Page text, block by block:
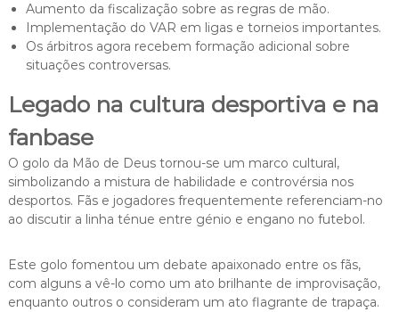
Aumento da fiscalização sobre as regras de mão.
Implementação do VAR em ligas e torneios importantes.
Os árbitros agora recebem formação adicional sobre
situações controversas.
Legado na cultura desportiva e na
fanbase
O golo da Mão de Deus tornou-se um marco cultural,
simbolizando a mistura de habilidade e controvérsia nos
desportos. Fãs e jogadores frequentemente referenciam-no
ao discutir a linha ténue entre génio e engano no futebol.
Este golo fomentou um debate apaixonado entre os fãs,
com alguns a vê-lo como um ato brilhante de improvisação,
enquanto outros o consideram um ato flagrante de trapaça.